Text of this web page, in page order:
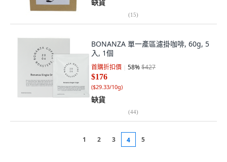
缺貨
(15)
BONANZA 單一產區濾掛咖啡, 60g, 5
入, 1個
首購折扣價 58%$427
$176
($29.33/10g)
缺貨
(44)
1 2 3 4 5